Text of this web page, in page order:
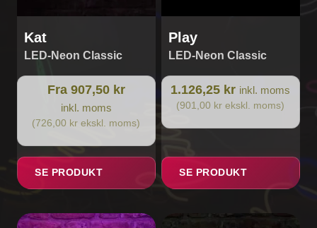
Kat
LED-Neon Classic
Fra 907,50 kr
inkl. moms
(726,00 kr ekskl. moms)
SE PRODUKT
Play
LED-Neon Classic
1.126,25 kr inkl. moms
(901,00 kr ekskl. moms)
SE PRODUKT
Dette